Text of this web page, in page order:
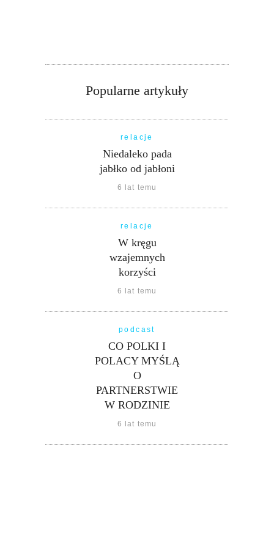
Popularne artykuły
relacje
Niedaleko pada
jabłko od jabłoni
6 lat temu
relacje
W kręgu
wzajemnych
korzyści
6 lat temu
podcast
CO POLKI I
POLACY MYŚLĄ
O
PARTNERSTWIE
W RODZINIE
6 lat temu